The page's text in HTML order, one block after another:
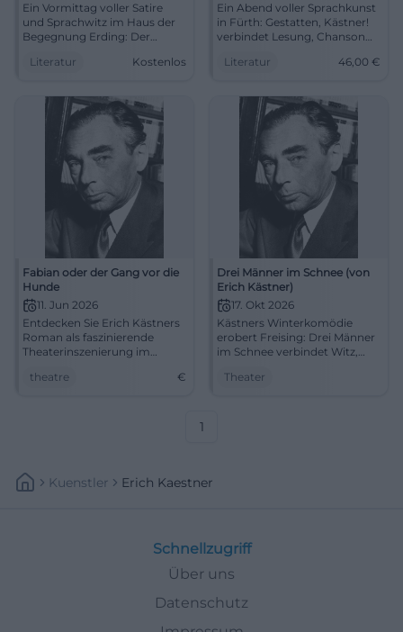
Ein Vormittag voller Satire
und Sprachwitz im Haus der
Begegnung Erding: Der
Bürokratie. 08.09.2025, 11 Uhr,
Literatur Kostenlos
Ein Abend voller Sprachkunst
in Fürth: Gestatten, Kästner!
verbindet Lesung, Chanson
19:30 Uhr, Preise 14–46 €.
erleben. #ErichKästner
Literatur 46,00 €
Fabian oder der Gang vor die
Hunde
11. Jun 2026
Entdecken Sie Erich Kästners
Roman als faszinierende
Theaterinszenierung im
Ein unvergesslicher Abend
theatre €
Drei Männer im Schnee (von
Erich Kästner)
17. Okt 2026
Kästners Winterkomödie
erobert Freising: Drei Männer
im Schnee verbindet Witz,
Asamtheater. 17.10.2026.
Theater
1
Kuenstler Erich Kaestner
Schnellzugriff
Über uns
Datenschutz